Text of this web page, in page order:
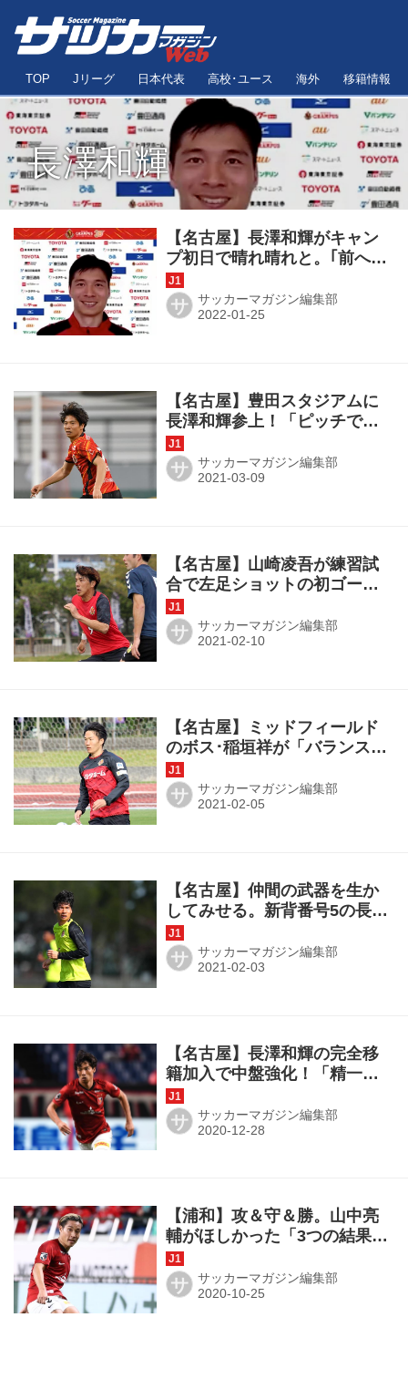
TOP Jリーグ 日本代表 高校･ユース 海外 移籍情報
長澤和輝
【名古屋】長澤和輝がキャン
プ初日で晴れ晴れと。｢前へ前
への意識をみんなで持たなけ
れば｣
サ サッカーマガジン編集部
【名古屋】豊田スタジアムに
長澤和輝参上！「ピッチで正
しい選択を」「個の違いを出
していきたい」
サ サッカーマガジン編集部
【名古屋】山崎凌吾が練習試
合で左足ショットの初ゴー
ル！「不甲斐ない」からの脱
却を目指して
サ サッカーマガジン編集部
【名古屋】ミッドフィールド
のボス･稲垣祥が「バランスを
崩さない」から強いんだ
サ サッカーマガジン編集部
【名古屋】仲間の武器を生か
してみせる。新背番号5の長澤
和輝が「グランパスデビュ
ー」！
サ サッカーマガジン編集部
【名古屋】長澤和輝の完全移
籍加入で中盤強化！「精一杯
グランパスのために」
サ サッカーマガジン編集部
【浦和】攻＆守＆勝。山中亮
輔がほしかった「3つの結果」
をすべて手にした夜
サ サッカーマガジン編集部